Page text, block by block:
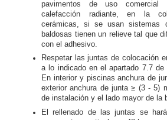
pavimentos de uso
calefacción radiante, en la
cerámicas, si se usan sistemas
baldosas tienen un relieve tal que
con el adhesivo.
Respetar las juntas de colocación
a lo indicado en el apartado 7.7 de
En interior y piscinas anchura de
exterior anchura de junta ≥ (3 - 5)
de instalación y el lado mayor de la
El rellenado de las juntas se